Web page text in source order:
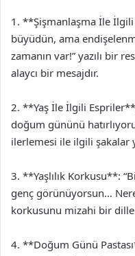
1. **Şişmanlaşma İle
büyüdün, ama
zamanın var!” yazılı bir
alaycı bir mesajdır.
2. **Yaş İle İlgili
doğum gününü
ilerlemesi ile ilgili şakalar
3. **Yaşlılık Korkusu**:
genç görünüyorsun…
korkusunu mizahi bir dille
4. **Doğum Günü